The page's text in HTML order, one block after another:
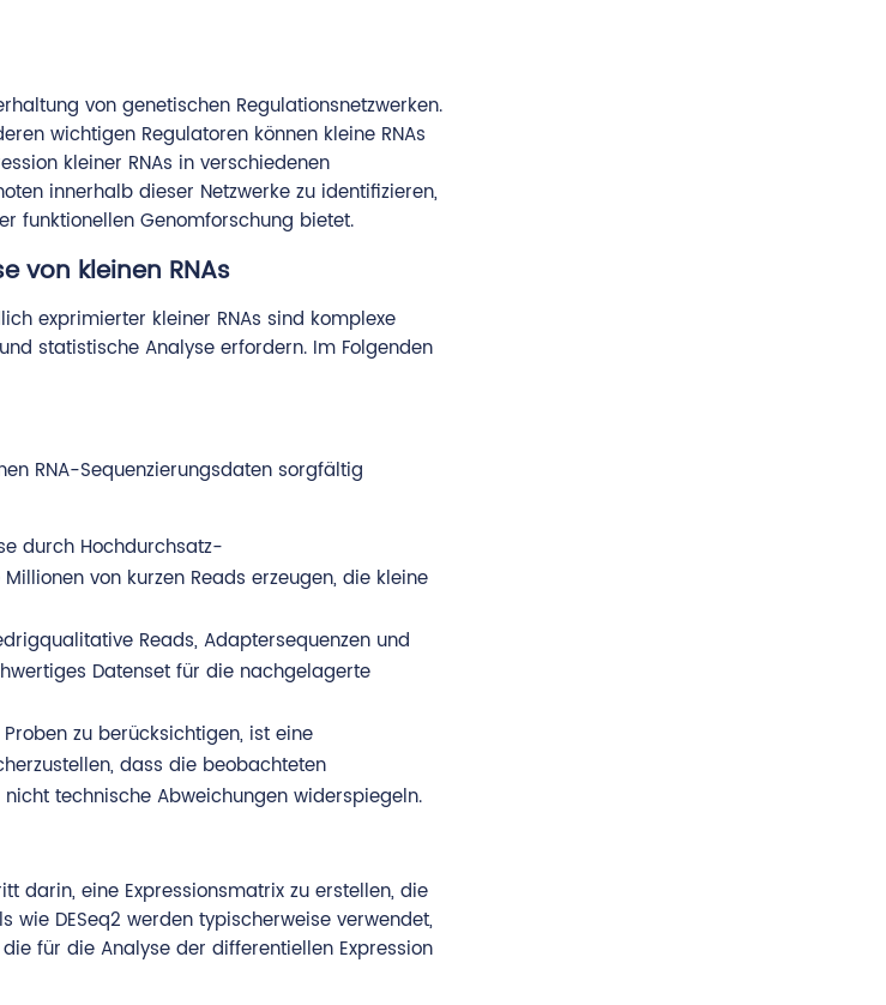
von genetischen Regulationsnetzwerken.
wichtigen Regulatoren können kleine RNAs
kleiner RNAs in verschiedenen
innerhalb dieser Netzwerke zu identifizieren,
funktionellen Genomforschung bietet.
von kleinen RNAs
exprimierter kleiner RNAs sind komplexe
statistische Analyse erfordern. Im Folgenden
RNA-Sequenzierungsdaten sorgfältig
durch Hochdurchsatz-
von kurzen Reads erzeugen, die kleine
Reads, Adaptersequenzen und
Datenset für die nachgelagerte
zu berücksichtigen, ist eine
dass die beobachteten
technische Abweichungen widerspiegeln.
darin, eine Expressionsmatrix zu erstellen, die
wie DESeq2 werden typischerweise verwendet,
für die Analyse der differentiellen Expression